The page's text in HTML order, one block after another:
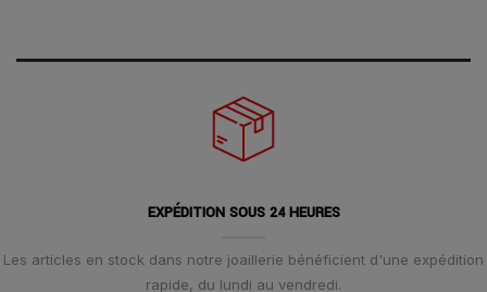
EXPÉDITION SOUS 24 HEURES
Les articles en stock dans notre joaillerie bénéficient d'une expédition
rapide, du lundi au vendredi.